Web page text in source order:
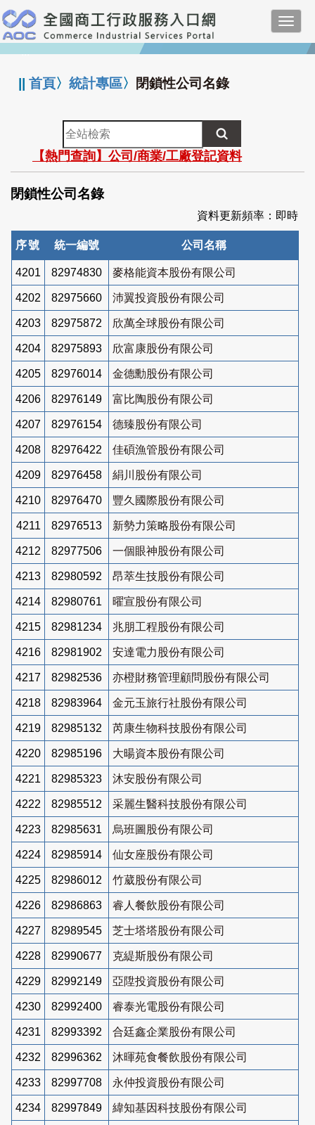
跳
到
主
要
:::
||首頁〉統計專區〉 閉鎖性公司名錄
全
站
檢
索
【熱門查詢】公司/商業/工廠登記資料
閉鎖性公司名錄
資料更新頻率：即時
序號 統一編號 公司名稱
4201 82974830 麥格能資本股份有限公司
4202 82975660 沛翼投資股份有限公司
4203 82975872 欣萬全球股份有限公司
4204 82975893 欣富康股份有限公司
4205 82976014 金德勳股份有限公司
4206 82976149 富比陶股份有限公司
4207 82976154 德臻股份有限公司
4208 82976422 佳碩漁管股份有限公司
4209 82976458 絹川股份有限公司
4210 82976470 豐久國際股份有限公司
4211 82976513 新勢力策略股份有限公司
4212 82977506 一個眼神股份有限公司
4213 82980592 昂萃生技股份有限公司
4214 82980761 曜宣股份有限公司
4215 82981234 兆朋工程股份有限公司
4216 82981902 安達電力股份有限公司
4217 82982536 亦橙財務管理顧問股份有限公司
4218 82983964 金元玉旅行社股份有限公司
4219 82985132 芮康生物科技股份有限公司
4220 82985196 大暘資本股份有限公司
4221 82985323 沐安股份有限公司
4222 82985512 采麗生醫科技股份有限公司
4223 82985631 烏班圖股份有限公司
4224 82985914 仙女座股份有限公司
4225 82986012 竹葳股份有限公司
4226 82986863 睿人餐飲股份有限公司
4227 82989545 芝士塔塔股份有限公司
4228 82990677 克緹斯股份有限公司
4229 82992149 亞陞投資股份有限公司
4230 82992400 睿泰光電股份有限公司
4231 82993392 合廷鑫企業股份有限公司
4232 82996362 沐暉苑食餐飲股份有限公司
4233 82997708 永仲投資股份有限公司
4234 82997849 緯知基因科技股份有限公司